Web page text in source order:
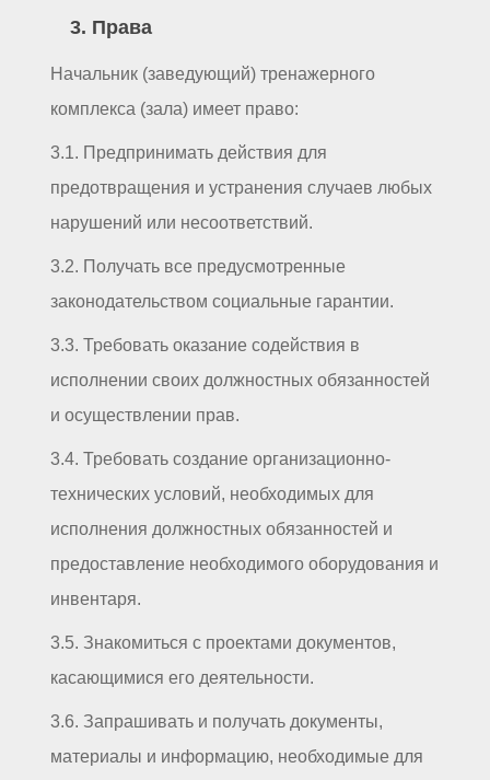
3. Права
Начальник (заведующий) тренажерного
комплекса (зала) имеет право:
3.1. Предпринимать действия для
предотвращения и устранения случаев любых
нарушений или несоответствий.
3.2. Получать все предусмотренные
законодательством социальные гарантии.
3.3. Требовать оказание содействия в
исполнении своих должностных обязанностей
и осуществлении прав.
3.4. Требовать создание организационно-
технических условий, необходимых для
исполнения должностных обязанностей и
предоставление необходимого оборудования и
инвентаря.
3.5. Знакомиться с проектами документов,
касающимися его деятельности.
3.6. Запрашивать и получать документы,
материалы и информацию, необходимые для